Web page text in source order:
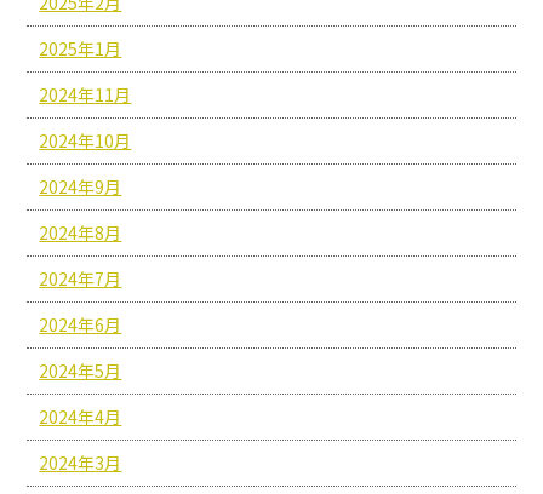
2025年1月
2024年11月
2024年10月
2024年9月
2024年8月
2024年7月
2024年6月
2024年5月
2024年4月
2024年3月